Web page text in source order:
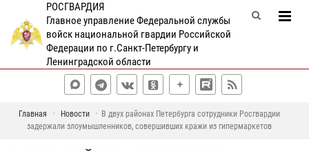
РОСГВАРДИЯ
Главное управление Федеральной службы
войск национальной гвардии Российской
Федерации по г.Санкт-Петербургу и
Ленинградской области
Главная Новости
В двух районах Петербурга сотрудники Росгвардии
задержали злоумышленников, совершивших кражи из гипермаркетов